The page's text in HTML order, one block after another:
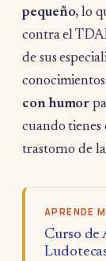
pequeño, lo
contra el
de sus
con humor
cuando
trastorno de
APRENDE
Curso de